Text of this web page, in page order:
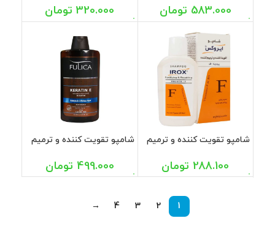
583.000 تومان 320.000 تومان
شامپو تقویت کننده و ترمیم
288.100 تومان
شامپو تقویت کننده و ترمیم
499.000 تومان
1
2
3
4
→